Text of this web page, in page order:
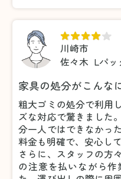
川崎市
佐々木 Lパッ
家具の処分がこんな
粗大ゴミの処分で利用
ズな対応で驚きました
分一人ではできなかっ
料金も明確で、安心し
さらに、スタッフの方
の注意を払いながら